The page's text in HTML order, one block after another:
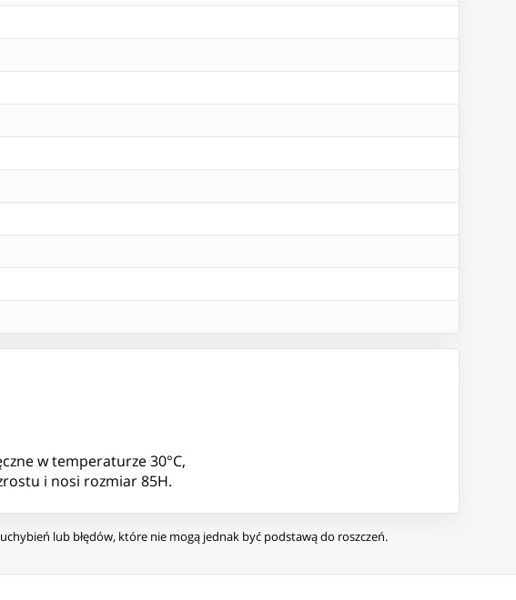
w temperaturze 30°C,
i nosi rozmiar 85H.
lub błędów, które nie mogą jednak być podstawą do roszczeń.